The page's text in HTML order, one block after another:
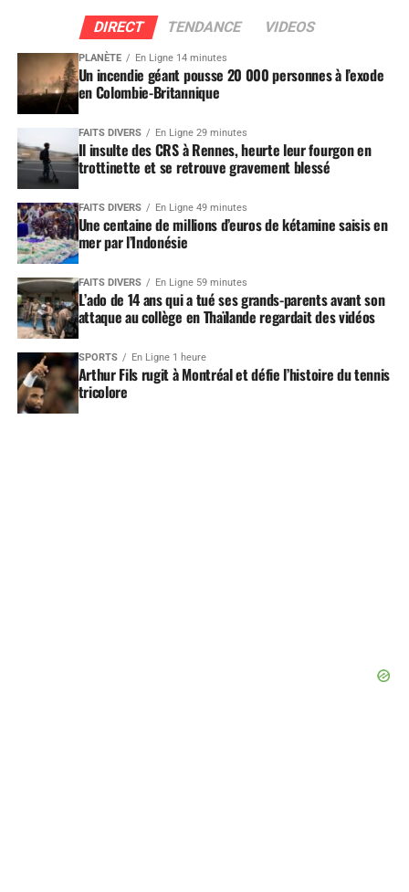
DIRECT TENDANCE VIDEOS
PLANÈTE En Ligne 14 minutes
Un incendie géant pousse 20 000 personnes à l’exode
en Colombie-Britannique
FAITS DIVERS En Ligne 29 minutes
Il insulte des CRS à Rennes, heurte leur fourgon en
trottinette et se retrouve gravement blessé
FAITS DIVERS En Ligne 49 minutes
Une centaine de millions d’euros de kétamine saisis en
mer par l’Indonésie
FAITS DIVERS En Ligne 59 minutes
L’ado de 14 ans qui a tué ses grands-parents avant son
attaque au collège en Thaïlande regardait des vidéos
SPORTS En Ligne 1 heure
Arthur Fils rugit à Montréal et défie l’histoire du tennis
tricolore